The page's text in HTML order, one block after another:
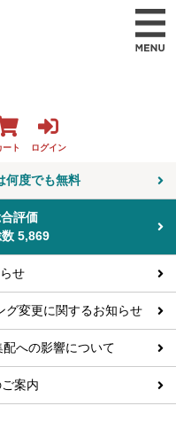
ート ログイン
何度でも無料
評価
5,869
せ
グ変更に関するお知らせ
への影響について
案内